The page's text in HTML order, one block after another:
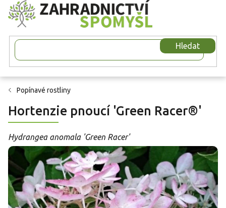
Přejít
na
obsah
Hledat
Popínavé rostliny
Hortenzie pnoucí 'Green Racer®'
Hydrangea anomala 'Green Racer'